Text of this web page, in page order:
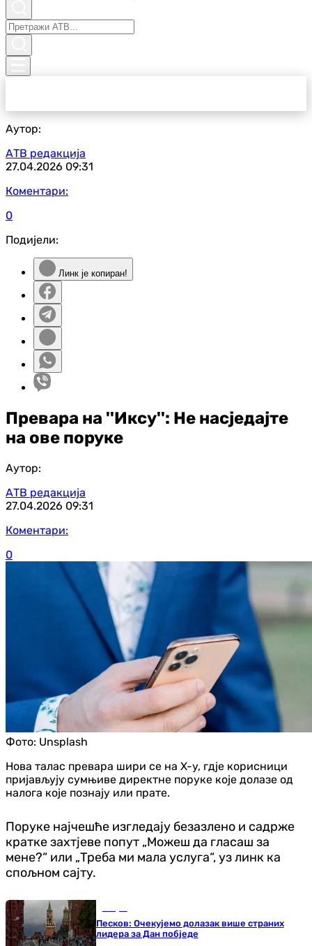
Аутор:
АТВ редакција
27.04.2026 09:31
Коментари:
0
Подијели:
Линк је копиран!
Превара на ''Иксу'': Не насједајте
на ове поруке
Аутор:
АТВ редакција
27.04.2026 09:31
Коментари:
0
Фото: Unsplash
Нова талас превара шири се на X-у, гдје корисници
пријављују сумњиве директне поруке које долазе од
налога које познају или прате.
Поруке најчешће изгледају безазлено и садрже
кратке захтјеве попут „Можеш да гласаш за
мене?“ или „Треба ми мала услуга“, уз линк ка
спољном сајту.
Песков: Очекујемо долазак више страних
лидера за Дан побједе